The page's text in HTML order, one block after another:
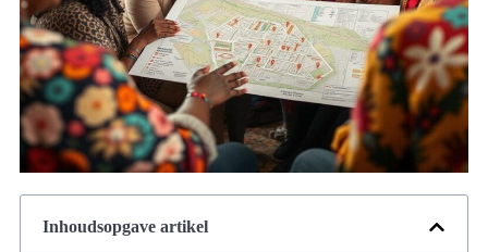
Inhoudsopgave artikel